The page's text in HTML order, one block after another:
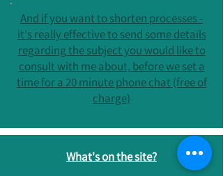
And if you want to shorten processes -
it's really effective to send some details
regarding the subject you would like to
consult with me about, before we set a
time for a 20 minute phone chat (free of
charge)
What's on the site?